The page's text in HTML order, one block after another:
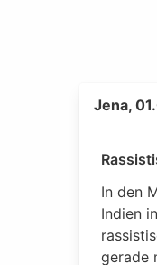
Jena,
In den
Indien
gerade